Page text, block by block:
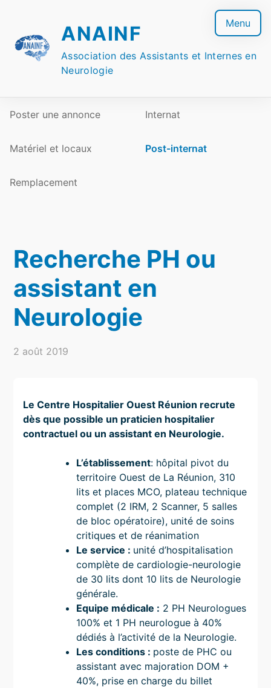
content
ANAINF
Association des Assistants et Internes en
Neurologie
Menu
Poster une annonce Internat
Matériel et locaux Post-internat
Remplacement
Recherche PH ou
assistant en
Neurologie
2 août 2019
Le Centre Hospitalier Ouest Réunion recrute
dès que possible un praticien hospitalier
contractuel ou un assistant en Neurologie.
L’établissement: hôpital pivot du
territoire Ouest de La Réunion, 310
lits et places MCO, plateau technique
complet (2 IRM, 2 Scanner, 5 salles
de bloc opératoire), unité de soins
critiques et de réanimation
Le service : unité d’hospitalisation
complète de cardiologie-neurologie
de 30 lits dont 10 lits de Neurologie
générale.
Equipe médicale : 2 PH Neurologues
100% et 1 PH neurologue à 40%
dédiés à l’activité de la Neurologie.
Les conditions : poste de PHC ou
assistant avec majoration DOM +
40%, prise en charge du billet